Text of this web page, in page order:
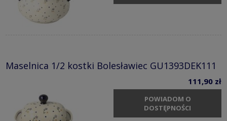
Maselnica 1/2 kostki Bolesławiec GU1393DEK111
111,90 zł
POWIADOM O
DOSTĘPNOŚCI